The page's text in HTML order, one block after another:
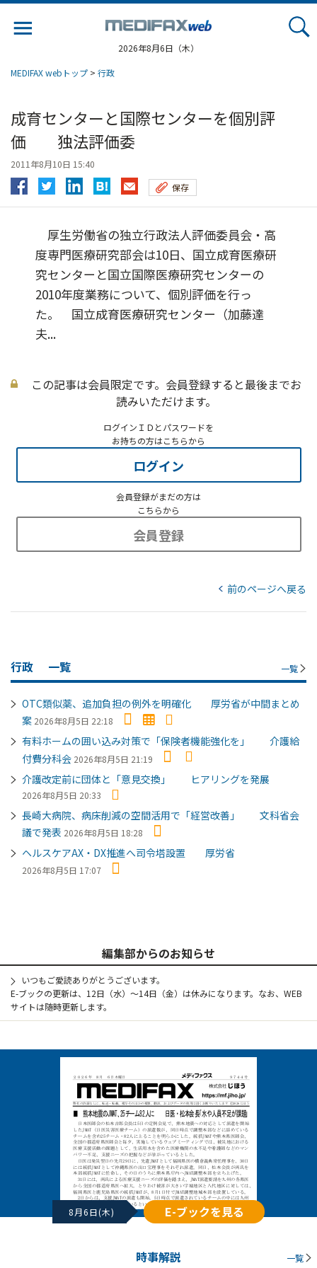
2026年8月6日（木）
MEDIFAX webトップ > 行政
成育センターと国際センターを個別評
価 独法評価委
2011年8月10日 15:40
保存
厚生労働省の独立行政法人評価委員会・高
度専門医療研究部会は10日、国立成育医療研
究センターと国立国際医療研究センターの
2010年度業務について、個別評価を行っ
た。 国立成育医療研究センター（加藤達
夫...
この記事は会員限定です。会員登録すると最後までお
読みいただけます。
ログインＩＤとパスワードを
お持ちの方はこちらから
ログイン
会員登録がまだの方は
こちらから
会員登録
前のページへ戻る
行政 一覧 一覧
OTC類似薬、追加負担の例外を明確化 厚労省が中間まとめ
案 2026年8月5日 22:18
有料ホームの囲い込み対策で「保険者機能強化を」 介護給
付費分科会 2026年8月5日 21:19
介護改定前に団体と「意見交換」 ヒアリングを発展
2026年8月5日 20:33
長崎大病院、病床削減の空間活用で「経営改善」 文科省会
議で発表 2026年8月5日 18:28
ヘルスケアAX・DX推進へ司令塔設置 厚労省
2026年8月5日 17:07
編集部からのお知らせ
いつもご愛読ありがとうございます。
E-ブックの更新は、12日（水）～14日（金）は休みになります。なお、WEB
サイトは随時更新します。
8月6日(木) E-ブックを見る
時事解説 一覧